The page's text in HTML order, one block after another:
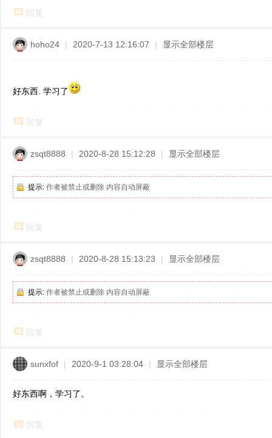
回复
hoho24 | 2020-7-13 12:16:07 | 显示全部楼层
好东西. 学习了
回复
zsqt8888 | 2020-8-28 15:12:28 | 显示全部楼层
提示: 作者被禁止或删除 内容自动屏蔽
回复
zsqt8888 | 2020-8-28 15:13:23 | 显示全部楼层
提示: 作者被禁止或删除 内容自动屏蔽
回复
sunxfof | 2020-9-1 03:28:04 | 显示全部楼层
好东西啊，学习了。
回复